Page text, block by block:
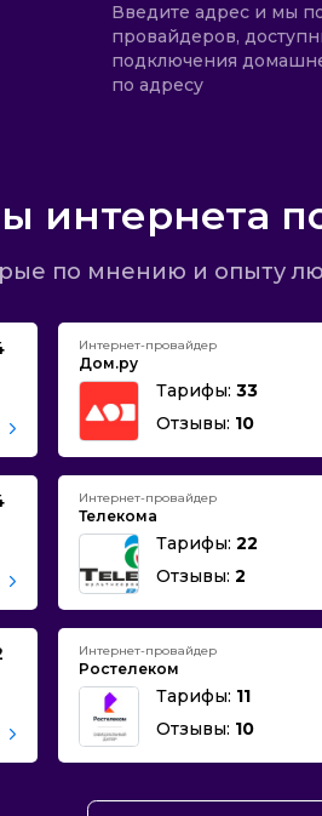
Введите адрес и мы
провайдеров,
подключения
по адресу
интернета
по мнению и опыту
Интернет-провайдер
Дом.ру
Тарифы: 33
Отзывы: 10
Интернет-провайдер
Телекома
Тарифы: 22
Отзывы: 2
Интернет-провайдер
Ростелеком
Тарифы: 11
Отзывы: 10